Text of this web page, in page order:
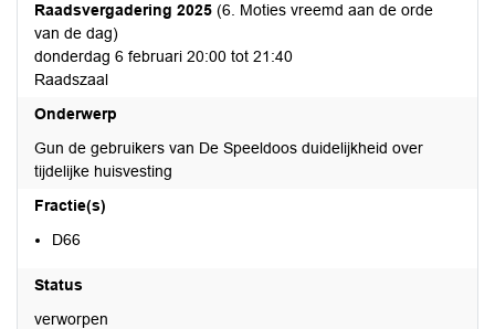
Raadsvergadering 2025 (6. Moties vreemd aan de orde
van de dag)
donderdag 6 februari 20:00 tot 21:40
Raadszaal
Onderwerp
Gun de gebruikers van De Speeldoos duidelijkheid over
tijdelijke huisvesting
Fractie(s)
D66
Status
verworpen